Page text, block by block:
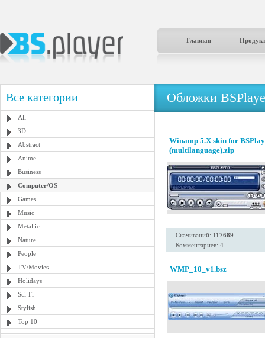
Главная
Все категории
All
3D
Abstract
Anime
Business
Computer/OS
Games
Music
Metallic
Nature
People
TV/Movies
Holidays
Sci-Fi
Stylish
Top 10
Обложки
Winamp 5.X skin for
(multilanguage).zip
Скачиваний: 117689
Комментариев: 4
WMP_10_v1.bsz